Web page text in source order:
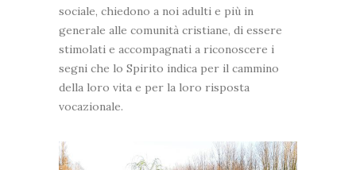
sociale, chiedono a noi adulti e più in
generale alle comunità cristiane, di essere
stimolati e accompagnati a riconoscere i
segni che lo Spirito indica per il cammino
della loro vita e per la loro risposta
vocazionale.